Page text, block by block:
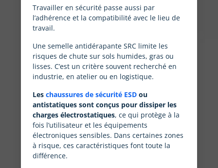
Travailler en sécurité passe aussi par
l’adhérence et la compatibilité avec le lieu de
travail.
Une semelle antidérapante SRC limite les
risques de chute sur sols humides, gras ou
lisses. C’est un critère souvent recherché en
industrie, en atelier ou en logistique.
Les chaussures de sécurité ESDou
antistatiques sont conçus pour dissiper les
charges électrostatiques, ce qui protège à la
fois l’utilisateur et les équipements
électroniques sensibles. Dans certaines zones
à risque, ces caractéristiques font toute la
différence.